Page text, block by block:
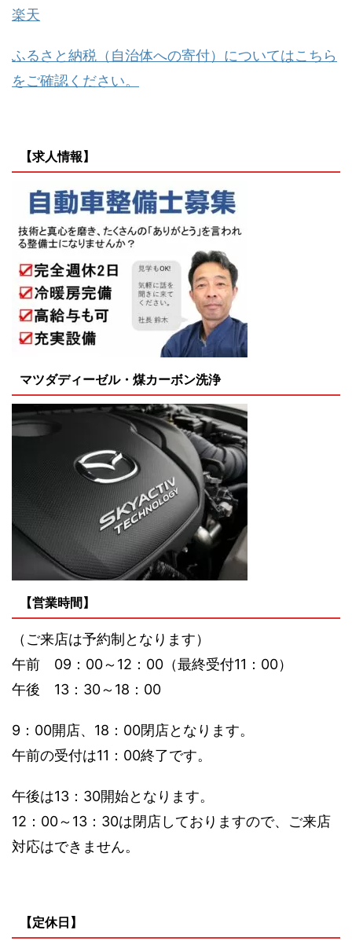
楽天
ふるさと納税（自治体への寄付）についてはこちら
をご確認ください。
【求人情報】
マツダディーゼル・煤カーボン洗浄
【営業時間】
（ご来店は予約制となります）
午前 09：00～12：00（最終受付11：00）
午後 13：30～18：00
9：00開店、18：00閉店となります。
午前の受付は11：00終了です。
午後は13：30開始となります。
12：00～13：30は閉店しておりますので、ご来店
対応はできません。
【定休日】